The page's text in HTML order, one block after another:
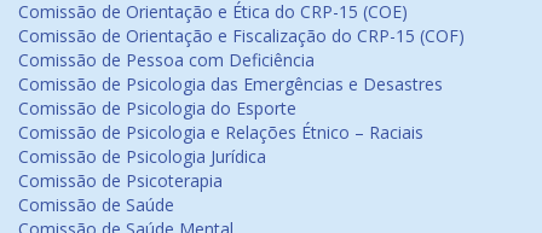
Comissão de Orientação e Ética do CRP-15 (COE)
Comissão de Orientação e Fiscalização do CRP-15 (COF)
Comissão de Pessoa com Deficiência
Comissão de Psicologia das Emergências e Desastres
Comissão de Psicologia do Esporte
Comissão de Psicologia e Relações Étnico – Raciais
Comissão de Psicologia Jurídica
Comissão de Psicoterapia
Comissão de Saúde